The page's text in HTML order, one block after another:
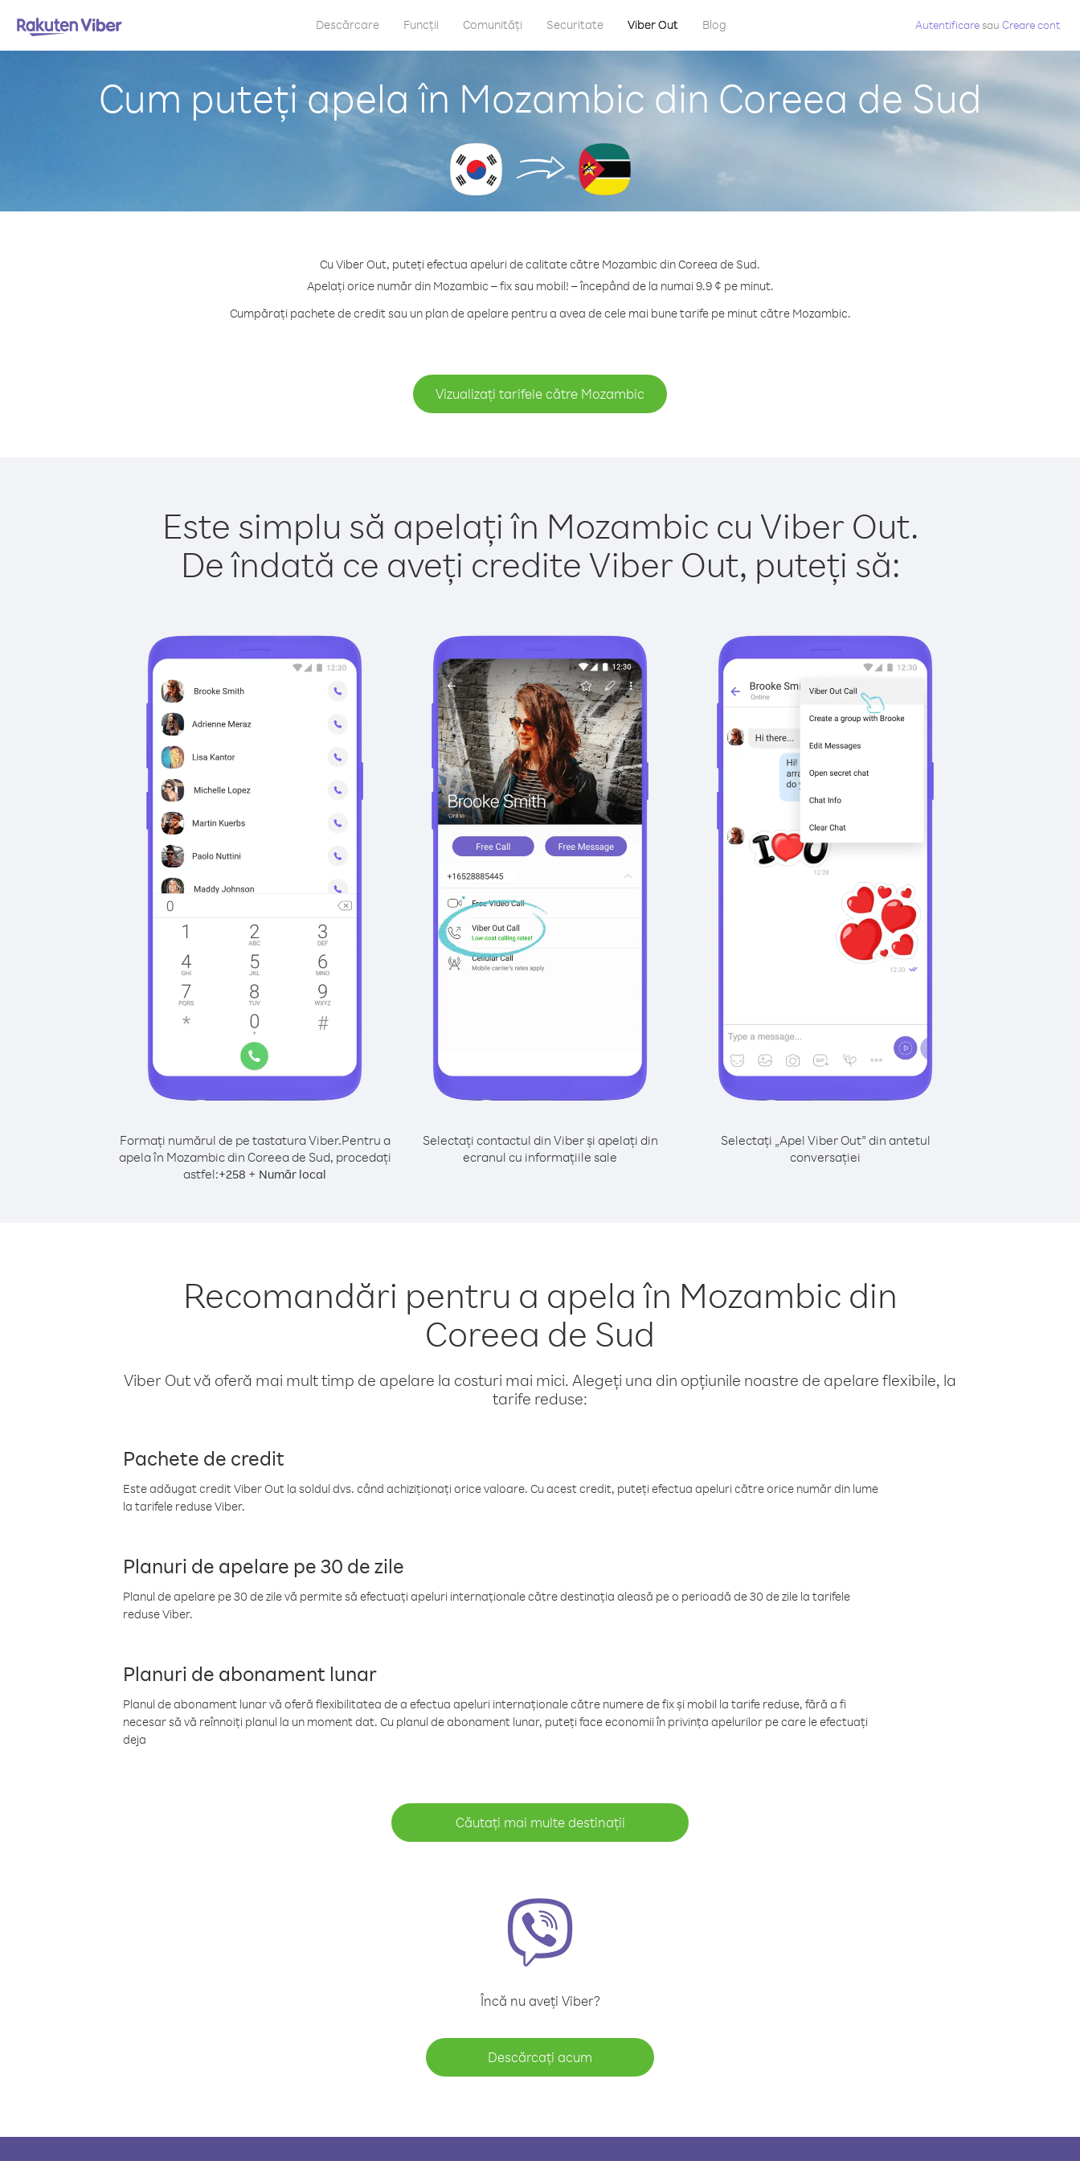
Descărcare Funcții Comunități Securitate Viber Out Blog Autentificaresau Creare cont
Cum puteți apela în Mozambic din Coreea de Sud
Cu Viber Out, puteți efectua apeluri de calitate către Mozambic din Coreea de Sud.
Apelați orice număr din Mozambic – fix sau mobil! – începând de la numai 9.9 ¢ pe minut.
Cumpărați pachete de credit sau un plan de apelare pentru a avea de cele mai bune tarife pe minut către Mozambic.
Vizualizați tarifele către Mozambic
Este simplu să apelați în Mozambic cu Viber Out.
De îndată ce aveți credite Viber Out, puteți să:
Formați numărul de pe tastatura Viber.Pentru a
apela în Mozambic din Coreea de Sud, procedați
astfel:+258 + Număr local
Selectați contactul din Viber și apelați din
ecranul cu informațiile sale
Selectați „Apel Viber Out” din antetul
conversației
Recomandări pentru a apela în Mozambic din
Coreea de Sud
Viber Out vă oferă mai mult timp de apelare la costuri mai mici. Alegeți una din opțiunile noastre de apelare flexibile, la
tarife reduse:
Pachete de credit
Este adăugat credit Viber Out la soldul dvs. când achiziționați orice valoare. Cu acest credit, puteți efectua apeluri către orice număr din lume
la tarifele reduse Viber.
Planuri de apelare pe 30 de zile
Planul de apelare pe 30 de zile vă permite să efectuați apeluri internaționale către destinația aleasă pe o perioadă de 30 de zile la tarifele
reduse Viber.
Planuri de abonament lunar
Planul de abonament lunar vă oferă flexibilitatea de a efectua apeluri internaționale către numere de fix și mobil la tarife reduse, fără a fi
necesar să vă reînnoiți planul la un moment dat. Cu planul de abonament lunar, puteți face economii în privința apelurilor pe care le efectuați
deja
Căutați mai multe destinații
Încă nu aveți Viber?
Descărcați acum